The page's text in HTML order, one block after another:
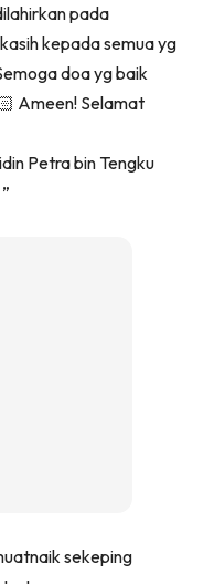
pada
kepada semua yg
doa yg baik
Ameen! Selamat
Petra bin Tengku
sekeping